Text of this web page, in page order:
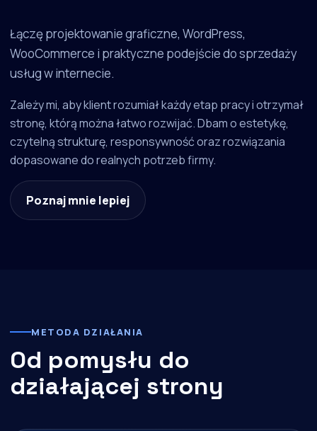
Łączę projektowanie graficzne, WordPress,
WooCommerce i praktyczne podejście do sprzedaży
usług w internecie.
Zależy mi, aby klient rozumiał każdy etap pracy i otrzymał
stronę, którą można łatwo rozwijać. Dbam o estetykę,
czytelną strukturę, responsywność oraz rozwiązania
dopasowane do realnych potrzeb firmy.
Poznaj mnie lepiej
METODA DZIAŁANIA
Od pomysłu do
działającej strony